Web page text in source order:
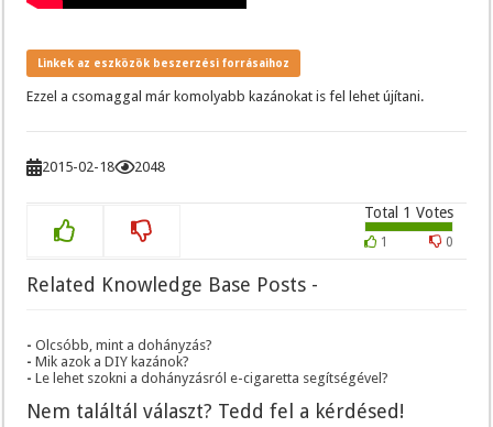
Linkek az eszközök beszerzési forrásaihoz
Ezzel a csomaggal már komolyabb kazánokat is fel lehet újítani.
2015-02-18 2048
Total 1 Votes
1 0
Related Knowledge Base Posts -
Olcsóbb, mint a dohányzás?
Mik azok a DIY kazánok?
Le lehet szokni a dohányzásról e-cigaretta segítségével?
Nem találtál választ? Tedd fel a kérdésed!